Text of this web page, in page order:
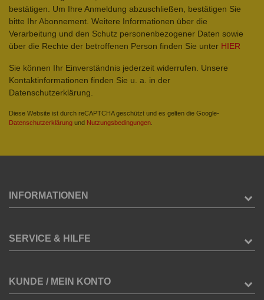
bestätigen. Um Ihre Anmeldung abzuschließen, bestätigen Sie
bitte Ihr Abonnement. Weitere Informationen über die
Verarbeitung und den Schutz personenbezogener Daten sowie
über die Rechte der betroffenen Person finden Sie unter HIER
Sie können Ihr Einverständnis jederzeit widerrufen. Unsere
Kontaktinformationen finden Sie u. a. in der
Datenschutzerklärung.
Diese Website ist durch reCAPTCHA geschützt und es gelten die Google-
Datenschutzerklärung und Nutzungsbedingungen
INFORMATIONEN
SERVICE & HILFE
KUNDE / MEIN KONTO